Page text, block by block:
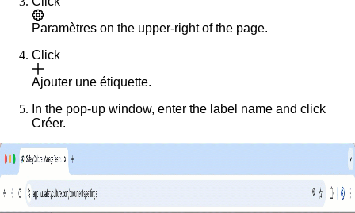
Paramètres on the upper-right of the page.
Click
Ajouter une étiquette.
In the pop-up window, enter the label name and click
Créer.